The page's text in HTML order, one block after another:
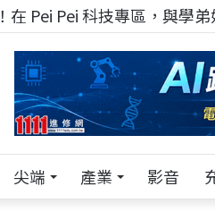
在 Pei Pei 科技專區，與學
尖端 產業 影音